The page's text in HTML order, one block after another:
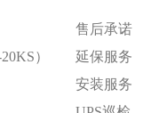
）
售后承诺
延保服务
安装服务